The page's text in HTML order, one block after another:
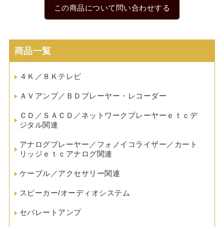
この商品について問い合わせする
商品一覧
４Ｋ／８Ｋテレビ
ＡＶアンプ／ＢＤプレーヤー・レコーダー
ＣＤ／ＳＡＣＤ／ネットワークプレーヤーｅｔｃデ
ジタル関連
アナログプレーヤー／フォノイコライザー／カート
リッジｅｔｃアナログ関連
ケーブル／アクセサリー関連
スピーカー/オーディオシステム
セパレートアンプ